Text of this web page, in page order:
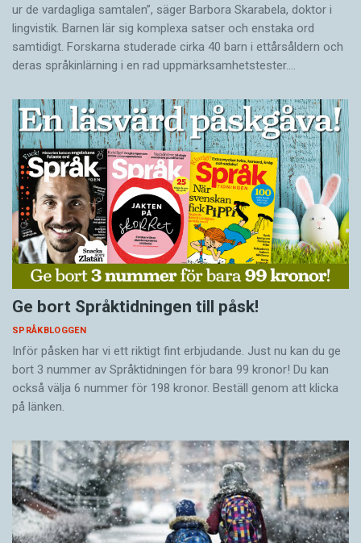
ur de vardagliga samtalen”, säger Barbora Skarabela, doktor i
lingvistik. Barnen lär sig komplexa satser och enstaka ord
samtidigt. Forskarna studerade cirka 40 barn i ettårsåldern och
deras språkinlärning i en rad uppmärksamhetstester.…
Ge bort Språktidningen till påsk!
SPRÅKBLOGGEN
Inför påsken har vi ett riktigt fint erbjudande. Just nu kan du ge
bort 3 nummer av Språktidningen för bara 99 kronor! Du kan
också välja 6 nummer för 198 kronor. Beställ genom att klicka
på länken.